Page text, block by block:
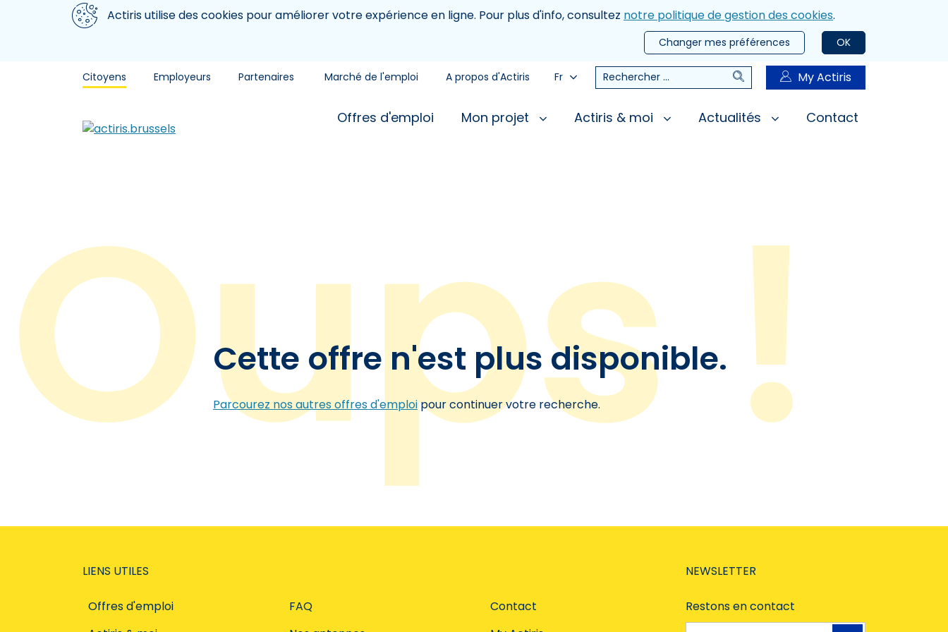
Aller au contenu principal
Nous utilisons des cookiesActiris utilise des cookies pour améliorer votre expérience en ligne. Pour plus d'info, consultez notre politique de gestion des cookies.
OK
Changer mes préférences
Citoyens Employeurs Partenaires Marché de l'emploi A propos d'Actiris Fr Rechercher RechercherMy Actiris
Offres d'emploi Mon projet Actiris & moi Actualités Contact
Cette offre n'est plus disponible.
Parcourez nos autres offres d'emploipour continuer votre recherche.
LIENS UTILES
Offres d'emploi
FAQ
Contact
NEWSLETTER
Restons en contact